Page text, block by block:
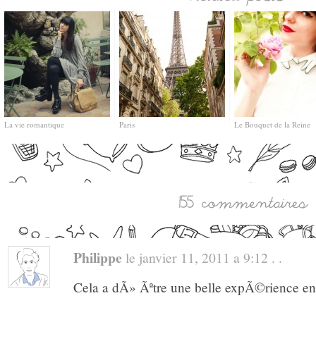
La vie romantique Paris Le Bouquet de la Reine
Philippe le janvier 11, 2011 a 9:12 . .
Cela a dÃ» Ãªtre une belle expÃ©rience